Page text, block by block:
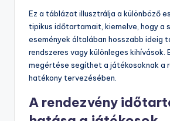
Ez a táblázat illusztrálja a különböző
tipikus időtartamait, kiemelve, hogy a
események általában hosszabb ideig
rendszeres vagy különleges kihívások.
megértése segíthet a játékosoknak a
hatékony tervezésében.
A rendezvény